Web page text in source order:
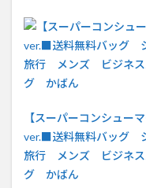
ング
レザ
ーポ
ト
5
特注
ファ
スナ
【スーパーコンシュー
ver.■送料無料バッグ
旅行 メンズ ビジネ
グ かばん